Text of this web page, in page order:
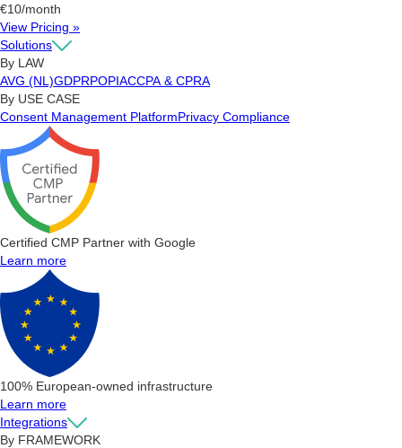
€10/month
View Pricing »
Solutions
By LAW
AVG (NL)GDPRPOPIACCPA & CPRA
By USE CASE
Consent Management PlatformPrivacy Compliance
Certified CMP Partner with Google
Learn more
100% European-owned infrastructure
Learn more
Integrations
By FRAMEWORK